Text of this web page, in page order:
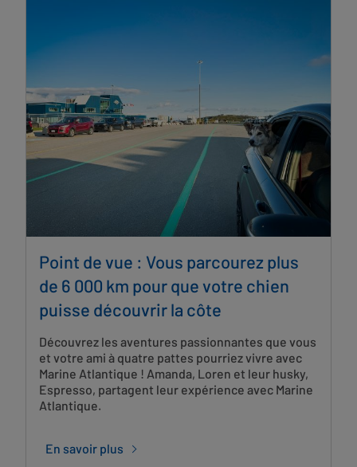
Point de vue : Vous parcourez plus
de 6 000 km pour que votre chien
puisse découvrir la côte
Découvrez les aventures passionnantes que vous
et votre ami à quatre pattes pourriez vivre avec
Marine Atlantique ! Amanda, Loren et leur husky,
Espresso, partagent leur expérience avec Marine
Atlantique.
En savoir plus